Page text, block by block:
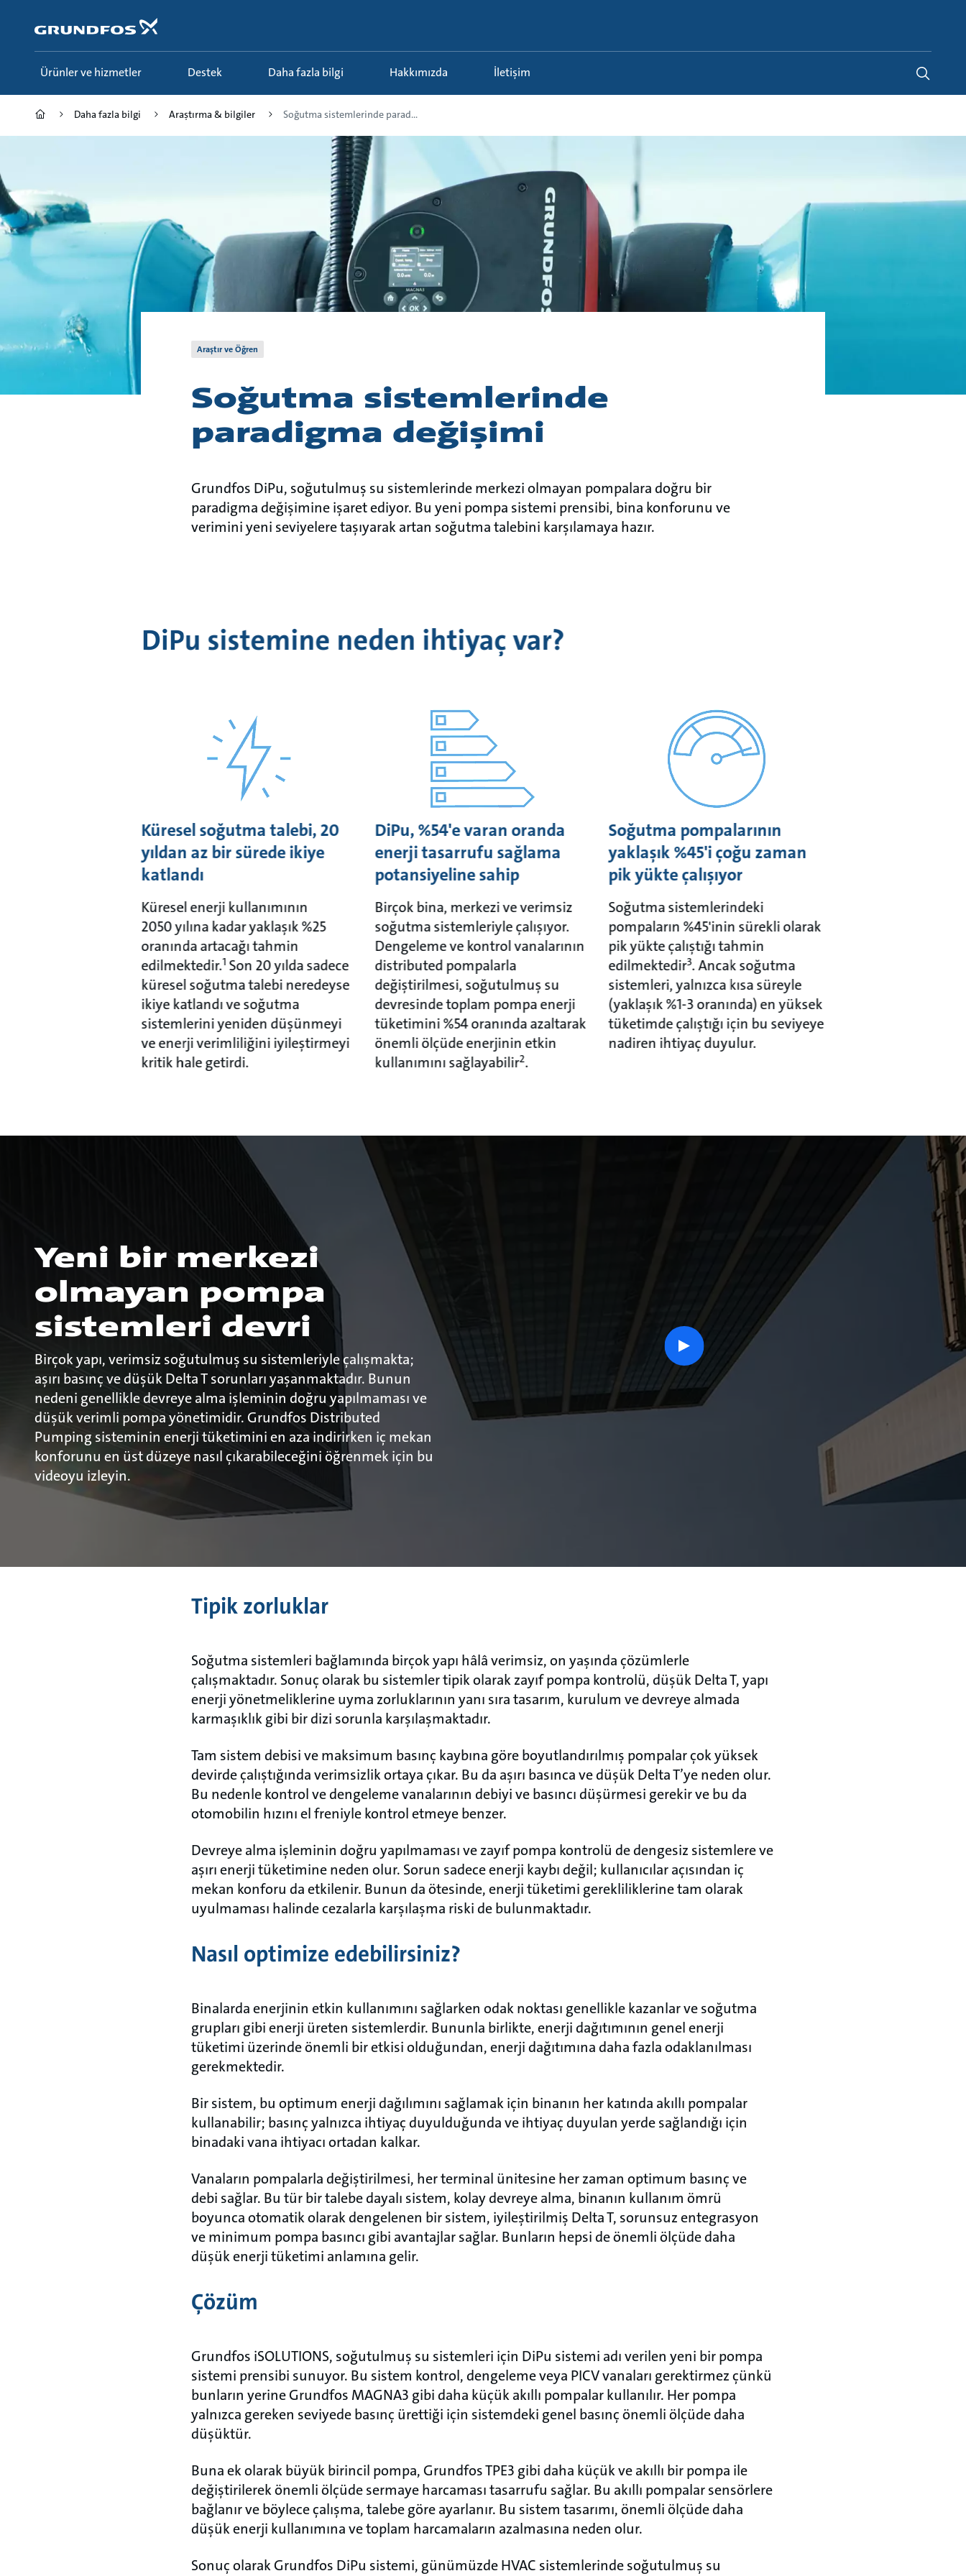
Ürünler ve hizmetler Destek Daha fazla bilgi Hakkımızda İletişim
Daha fazla bilgi Araştırma & bilgiler Soğutma sistemlerinde parad...
Araştır ve Öğren
Soğutma sistemlerinde
paradigma değişimi
Grundfos DiPu, soğutulmuş su sistemlerinde merkezi olmayan pompalara doğru bir
paradigma değişimine işaret ediyor. Bu yeni pompa sistemi prensibi, bina konforunu ve
verimini yeni seviyelere taşıyarak artan soğutma talebini karşılamaya hazır.
DiPu sistemine neden ihtiyaç var?
Küresel soğutma talebi, 20
yıldan az bir sürede ikiye
katlandı
Küresel enerji kullanımının
2050 yılına kadar yaklaşık %25
oranında artacağı tahmin
edilmektedir.1 Son 20 yılda sadece
küresel soğutma talebi neredeyse
ikiye katlandı ve soğutma
sistemlerini yeniden düşünmeyi
ve enerji verimliliğini iyileştirmeyi
kritik hale getirdi.
DiPu, %54'e varan oranda
enerji tasarrufu sağlama
potansiyeline sahip
Birçok bina, merkezi ve verimsiz
soğutma sistemleriyle çalışıyor.
Dengeleme ve kontrol vanalarının
distributed pompalarla
değiştirilmesi, soğutulmuş su
devresinde toplam pompa enerji
tüketimini %54 oranında azaltarak
önemli ölçüde enerjinin etkin
kullanımını sağlayabilir2.
Soğutma pompalarının
yaklaşık %45'i çoğu zaman
pik yükte çalışıyor
Soğutma sistemlerindeki
pompaların %45'inin sürekli olarak
pik yükte çalıştığı tahmin
edilmektedir3. Ancak soğutma
sistemleri, yalnızca kısa süreyle
(yaklaşık %1-3 oranında) en yüksek
tüketimde çalıştığı için bu seviyeye
nadiren ihtiyaç duyulur.
Yeni bir merkezi
olmayan pompa
sistemleri devri
Birçok yapı, verimsiz soğutulmuş su sistemleriyle çalışmakta;
aşırı basınç ve düşük Delta T sorunları yaşanmaktadır. Bunun
nedeni genellikle devreye alma işleminin doğru yapılmaması ve
düşük verimli pompa yönetimidir. Grundfos Distributed
Pumping sisteminin enerji tüketimini en aza indirirken iç mekan
konforunu en üst düzeye nasıl çıkarabileceğini öğrenmek için bu
videoyu izleyin.
play
button
Tipik zorluklar
Soğutma sistemleri bağlamında birçok yapı hâlâ verimsiz, on yaşında çözümlerle
çalışmaktadır. Sonuç olarak bu sistemler tipik olarak zayıf pompa kontrolü, düşük Delta T, yapı
enerji yönetmeliklerine uyma zorluklarının yanı sıra tasarım, kurulum ve devreye almada
karmaşıklık gibi bir dizi sorunla karşılaşmaktadır.
Tam sistem debisi ve maksimum basınç kaybına göre boyutlandırılmış pompalar çok yüksek
devirde çalıştığında verimsizlik ortaya çıkar. Bu da aşırı basınca ve düşük Delta T’ye neden olur.
Bu nedenle kontrol ve dengeleme vanalarının debiyi ve basıncı düşürmesi gerekir ve bu da
otomobilin hızını el freniyle kontrol etmeye benzer.
Devreye alma işleminin doğru yapılmaması ve zayıf pompa kontrolü de dengesiz sistemlere ve
aşırı enerji tüketimine neden olur. Sorun sadece enerji kaybı değil; kullanıcılar açısından iç
mekan konforu da etkilenir. Bunun da ötesinde, enerji tüketimi gerekliliklerine tam olarak
uyulmaması halinde cezalarla karşılaşma riski de bulunmaktadır.
Nasıl optimize edebilirsiniz?
Binalarda enerjinin etkin kullanımını sağlarken odak noktası genellikle kazanlar ve soğutma
grupları gibi enerji üreten sistemlerdir. Bununla birlikte, enerji dağıtımının genel enerji
tüketimi üzerinde önemli bir etkisi olduğundan, enerji dağıtımına daha fazla odaklanılması
gerekmektedir.
Bir sistem, bu optimum enerji dağılımını sağlamak için binanın her katında akıllı pompalar
kullanabilir; basınç yalnızca ihtiyaç duyulduğunda ve ihtiyaç duyulan yerde sağlandığı için
binadaki vana ihtiyacı ortadan kalkar.
Vanaların pompalarla değiştirilmesi, her terminal ünitesine her zaman optimum basınç ve
debi sağlar. Bu tür bir talebe dayalı sistem, kolay devreye alma, binanın kullanım ömrü
boyunca otomatik olarak dengelenen bir sistem, iyileştirilmiş Delta T, sorunsuz entegrasyon
ve minimum pompa basıncı gibi avantajlar sağlar. Bunların hepsi de önemli ölçüde daha
düşük enerji tüketimi anlamına gelir.
Çözüm
Grundfos iSOLUTIONS, soğutulmuş su sistemleri için DiPu sistemi adı verilen yeni bir pompa
sistemi prensibi sunuyor. Bu sistem kontrol, dengeleme veya PICV vanaları gerektirmez çünkü
bunların yerine Grundfos MAGNA3 gibi daha küçük akıllı pompalar kullanılır. Her pompa
yalnızca gereken seviyede basınç ürettiği için sistemdeki genel basınç önemli ölçüde daha
düşüktür.
Buna ek olarak büyük birincil pompa, Grundfos TPE3 gibi daha küçük ve akıllı bir pompa ile
değiştirilerek önemli ölçüde sermaye harcaması tasarrufu sağlar. Bu akıllı pompalar sensörlere
bağlanır ve böylece çalışma, talebe göre ayarlanır. Bu sistem tasarımı, önemli ölçüde daha
düşük enerji kullanımına ve toplam harcamaların azalmasına neden olur.
Sonuç olarak Grundfos DiPu sistemi, günümüzde HVAC sistemlerinde soğutulmuş su